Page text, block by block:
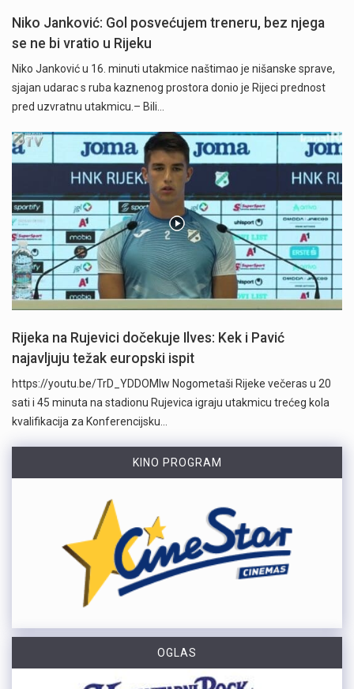
Niko Janković: Gol posvećujem treneru, bez njega
se ne bi vratio u Rijeku
Niko Janković u 16. minuti utakmice naštimao je nišanske sprave,
sjajan udarac s ruba kaznenog prostora donio je Rijeci prednost
pred uzvratnu utakmicu.– Bili…
Rijeka na Rujevici dočekuje Ilves: Kek i Pavić
najavljuju težak europski ispit
https://youtu.be/TrD_YDDOMIw Nogometaši Rijeke večeras u 20
sati i 45 minuta na stadionu Rujevica igraju utakmicu trećeg kola
kvalifikacija za Konferencijsku…
KINO PROGRAM
OGLAS